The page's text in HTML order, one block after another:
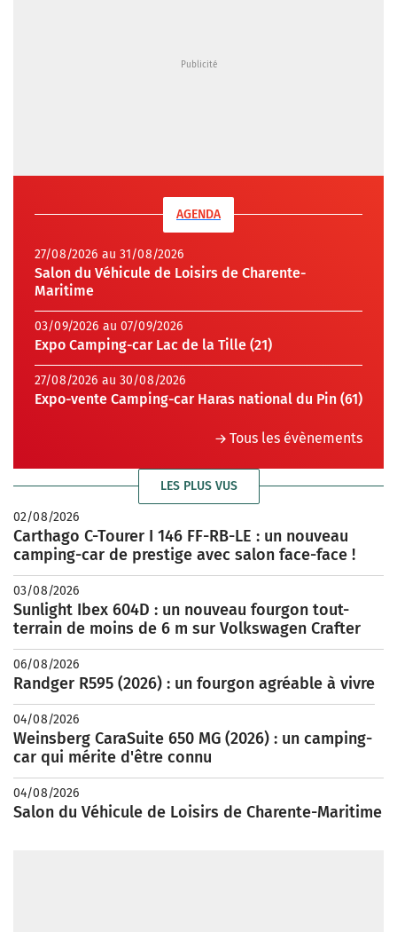
AGENDA
27/08/2026 au 31/08/2026
Salon du Véhicule de Loisirs de Charente-
Maritime
03/09/2026 au 07/09/2026
Expo Camping-car Lac de la Tille (21)
27/08/2026 au 30/08/2026
Expo-vente Camping-car Haras national du Pin (61)
Tous les évènements
LES PLUS VUS
02/08/2026
Carthago C-Tourer I 146 FF-RB-LE : un nouveau
camping-car de prestige avec salon face-face !
03/08/2026
Sunlight Ibex 604D : un nouveau fourgon tout-
terrain de moins de 6 m sur Volkswagen Crafter
06/08/2026
Randger R595 (2026) : un fourgon agréable à vivre
04/08/2026
Weinsberg CaraSuite 650 MG (2026) : un camping-
car qui mérite d'être connu
04/08/2026
Salon du Véhicule de Loisirs de Charente-Maritime